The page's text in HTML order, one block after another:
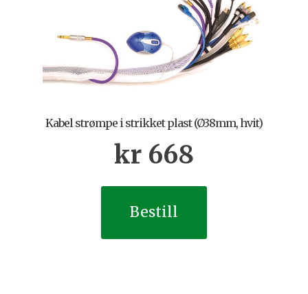
Kabel strømpe i strikket plast (Ø38mm, hvit)
kr 668
Bestill